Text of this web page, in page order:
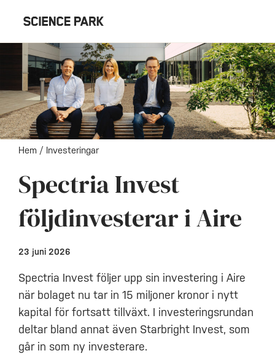
Hem / Investeringar
Spectria Invest
följdinvesterar i Aire
23 juni 2026
Spectria Invest följer upp sin investering i Aire
när bolaget nu tar in 15 miljoner kronor i nytt
kapital för fortsatt tillväxt. I investeringsrundan
deltar bland annat även Starbright Invest, som
går in som ny investerare.